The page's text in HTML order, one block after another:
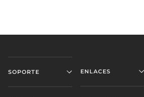
SOPORTE ENLACES